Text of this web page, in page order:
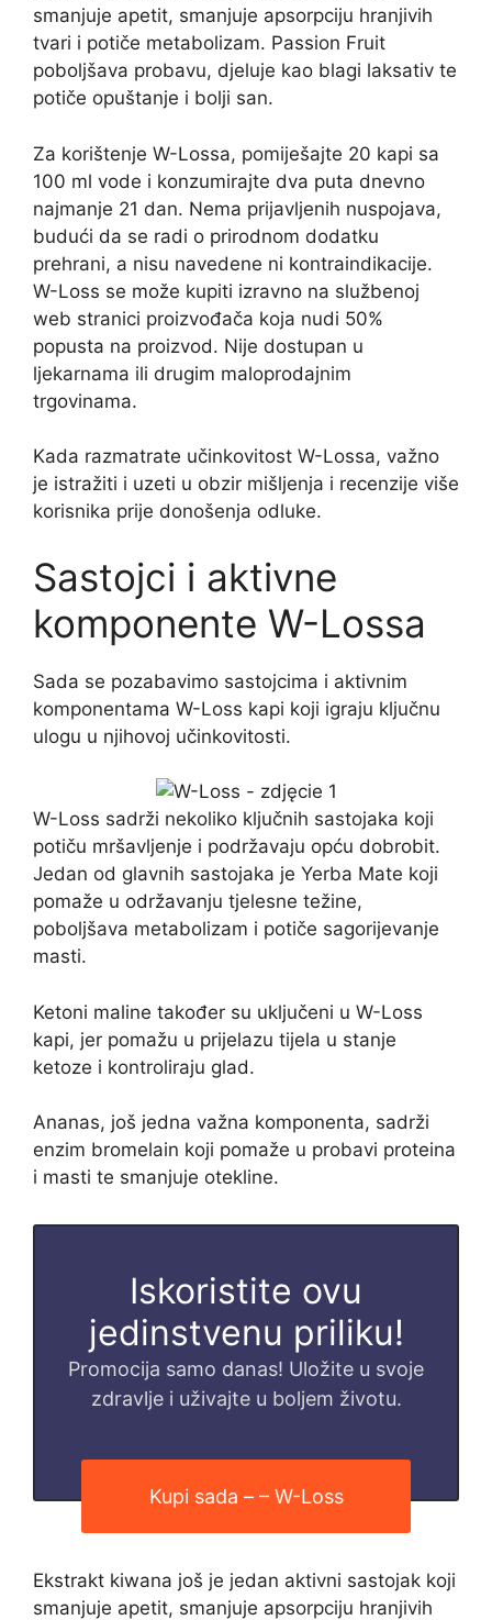
smanjuje apetit, smanjuje apsorpciju hranjivih
tvari i potiče metabolizam. Passion Fruit
poboljšava probavu, djeluje kao blagi laksativ te
potiče opuštanje i bolji san.
Za korištenje W-Lossa, pomiješajte 20 kapi sa
100 ml vode i konzumirajte dva puta dnevno
najmanje 21 dan. Nema prijavljenih nuspojava,
budući da se radi o prirodnom dodatku
prehrani, a nisu navedene ni kontraindikacije.
W-Loss se može kupiti izravno na službenoj
web stranici proizvođača koja nudi 50%
popusta na proizvod. Nije dostupan u
ljekarnama ili drugim maloprodajnim
trgovinama.
Kada razmatrate učinkovitost W-Lossa, važno
je istražiti i uzeti u obzir mišljenja i recenzije više
korisnika prije donošenja odluke.
Sastojci i aktivne
komponente W-Lossa
Sada se pozabavimo sastojcima i aktivnim
komponentama W-Loss kapi koji igraju ključnu
ulogu u njihovoj učinkovitosti.
W-Loss sadrži nekoliko ključnih sastojaka koji
potiču mršavljenje i podržavaju opću dobrobit.
Jedan od glavnih sastojaka je Yerba Mate koji
pomaže u održavanju tjelesne težine,
poboljšava metabolizam i potiče sagorijevanje
masti.
Ketoni maline također su uključeni u W-Loss
kapi, jer pomažu u prijelazu tijela u stanje
ketoze i kontroliraju glad.
Ananas, još jedna važna komponenta, sadrži
enzim bromelain koji pomaže u probavi proteina
i masti te smanjuje otekline.
Iskoristite ovu
jedinstvenu priliku!
Promocija samo danas! Uložite u svoje
zdravlje i uživajte u boljem životu.
Kupi sada – – W-Loss
Ekstrakt kiwana još je jedan aktivni sastojak koji
smanjuje apetit, smanjuje apsorpciju hranjivih